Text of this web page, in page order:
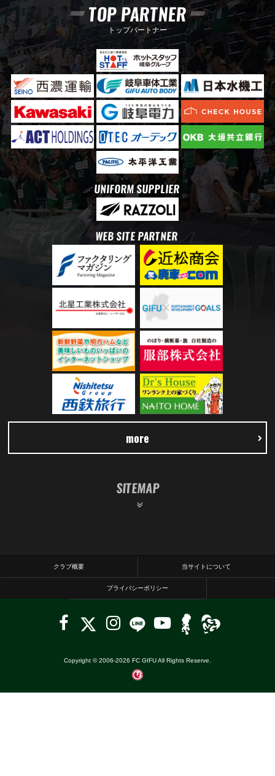
TOP PARTNER
トップパートナー
UNIFORM SUPPLIER
WEB SITE PARTNER
more
SITEMAP
クラブ概要 当サイトについて
プライバシーポリシー
Copyright © 2006-2026 FC GIFU All Rights Reserve.